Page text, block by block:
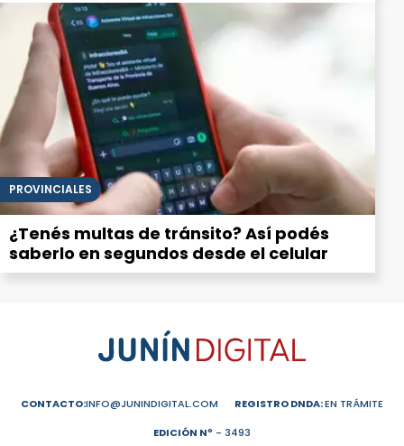
PROVINCIALES
¿Tenés multas de tránsito? Así podés
saberlo en segundos desde el celular
CONTACTO:INFO@JUNINDIGITAL.COM REGISTRO DNDA:EN TRÁMITE
EDICIÓN Nº - 3493